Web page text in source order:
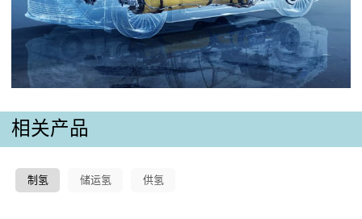
相关产品
制氢 储运氢 供氢